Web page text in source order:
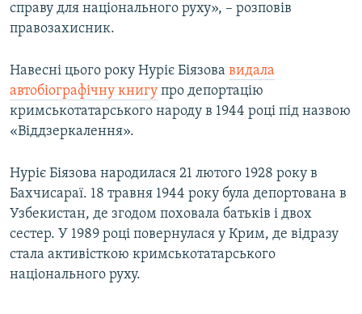
справу для національного руху», – розповів
правозахисник.
Навесні цього року Нуріє Біязова видала
автобіографічну книгу про депортацію
кримськотатарського народу в 1944 році під назвою
«Віддзеркалення».
Нуріє Біязова народилася 21 лютого 1928 року в
Бахчисараї. 18 травня 1944 року була депортована в
Узбекистан, де згодом поховала батьків і двох
сестер. У 1989 році повернулася у Крим, де відразу
стала активісткою кримськотатарського
національного руху.